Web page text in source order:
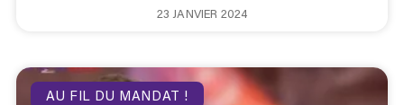
23 JANVIER 2024
AU FIL DU MANDAT !